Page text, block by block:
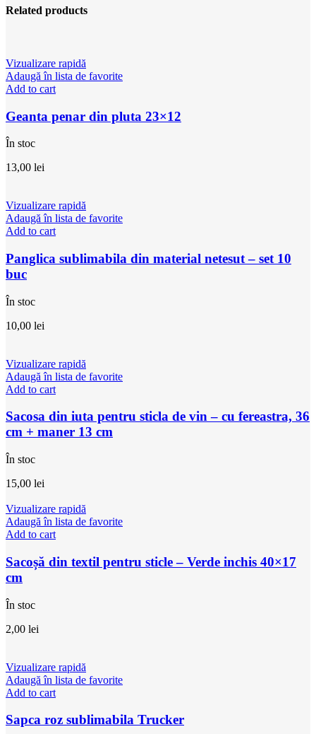
Related products
Vizualizare rapidă
Adaugă în lista de favorite
Add to cart
Geanta penar din pluta 23×12
În stoc
13,00 lei
Vizualizare rapidă
Adaugă în lista de favorite
Add to cart
Panglica sublimabila din material netesut – set 10
buc
În stoc
10,00 lei
Vizualizare rapidă
Adaugă în lista de favorite
Add to cart
Sacosa din iuta pentru sticla de vin – cu fereastra, 36
cm + maner 13 cm
În stoc
15,00 lei
Vizualizare rapidă
Adaugă în lista de favorite
Add to cart
Sacoșă din textil pentru sticle – Verde inchis 40×17
cm
În stoc
2,00 lei
Vizualizare rapidă
Adaugă în lista de favorite
Add to cart
Sapca roz sublimabila Trucker